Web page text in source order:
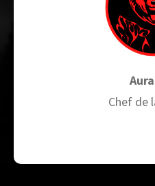
Chef de